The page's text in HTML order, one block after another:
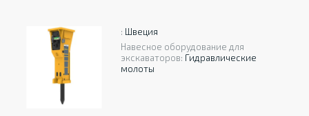
: Швеция
Навесное оборудование для
экскаваторов: Гидравлические
молоты